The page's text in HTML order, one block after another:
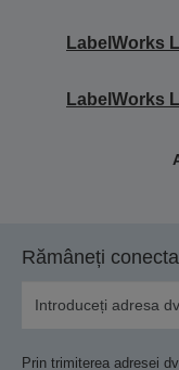
LabelWorks
LabelWorks
Rămâneți
Prin trimiterea adresei